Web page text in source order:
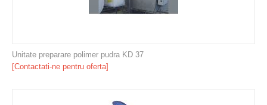
Unitate preparare polimer pudra KD 37
[Contactati-ne pentru oferta]